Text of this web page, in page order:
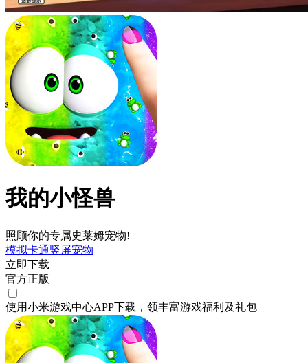
我的小怪兽
照顾你的专属史莱姆宠物!
模拟卡通竖屏宠物
立即下载
官方正版
使用小米游戏中心APP下载 ，领丰富游戏福利 及礼包